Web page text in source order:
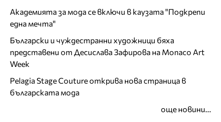
Академията за мода се включи в каузата "Подкрепи
една мечта"
Български и чуждестранни художници бяха
представени от Десислава Зафирова на Monaco Art
Week
Pelagia Stage Couture открива нова страница в
българската мода
още новини...